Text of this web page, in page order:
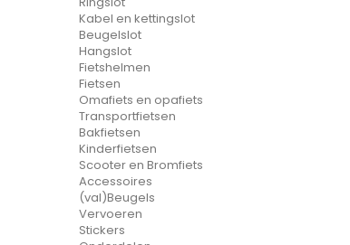
Kabel en kettingslot
Beugelslot
Hangslot
Fietshelmen
Fietsen
Omafiets en opafiets
Transportfietsen
Bakfietsen
Kinderfietsen
Scooter en Bromfiets
Accessoires
(val)Beugels
Vervoeren
Stickers